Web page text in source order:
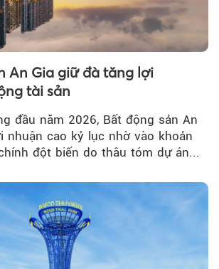
An Gia giữ đà tăng lợi
tài sản
đầu năm 2026, Bất động sản An
nhuận cao kỷ lục nhờ vào khoản
đột biến do thâu tóm dự án...